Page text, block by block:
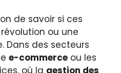
de savoir si ces
ou une
Dans des secteurs
e-commerce ou les